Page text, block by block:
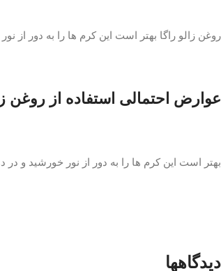
روغن زالو راگا بهتر است این کرم ها را به دور از
عوارض احتمالی استفاده از روغن
بهتر است این کرم ها را به دور از نور خورشید و
دیدگاهها